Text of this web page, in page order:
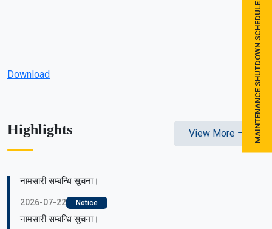
MAINTENANCE SHUTDOWN SCHEDULE
Download
Highlights View More
नामसारी सम्बन्धि सूचना।
2026-07-22 Notice
नामसारी सम्बन्धि सूचना।